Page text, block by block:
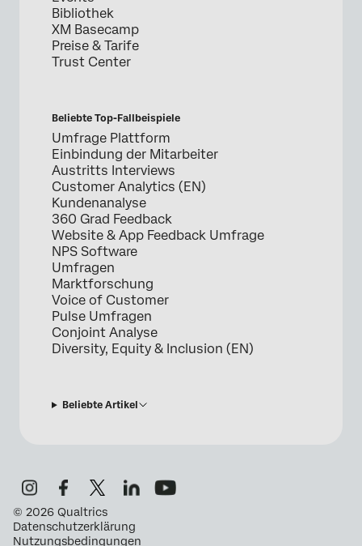
Bibliothek
XM Basecamp
Preise & Tarife
Trust Center
Beliebte Top-Fallbeispiele
Umfrage Plattform
Einbindung der Mitarbeiter
Austritts Interviews
Customer Analytics (EN)
Kundenanalyse
360 Grad Feedback
Website & App Feedback Umfrage
NPS Software
Umfragen
Marktforschung
Voice of Customer
Pulse Umfragen
Conjoint Analyse
Diversity, Equity & Inclusion (EN)
Beliebte Artikel
© 2026 Qualtrics
Datenschutzerklärung
Nutzungsbedingungen